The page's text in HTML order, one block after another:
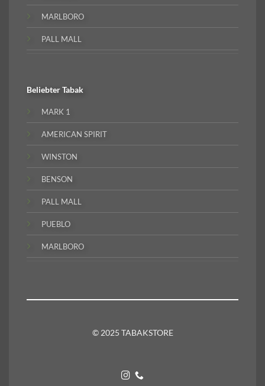
MARLBORO
PALL MALL
BeliebterTabak
MARK 1
AMERICAN SPIRIT
WINSTON
BENSON
PALL MALL
PUEBLO
MARLBORO
© 2025 TABAKSTORE